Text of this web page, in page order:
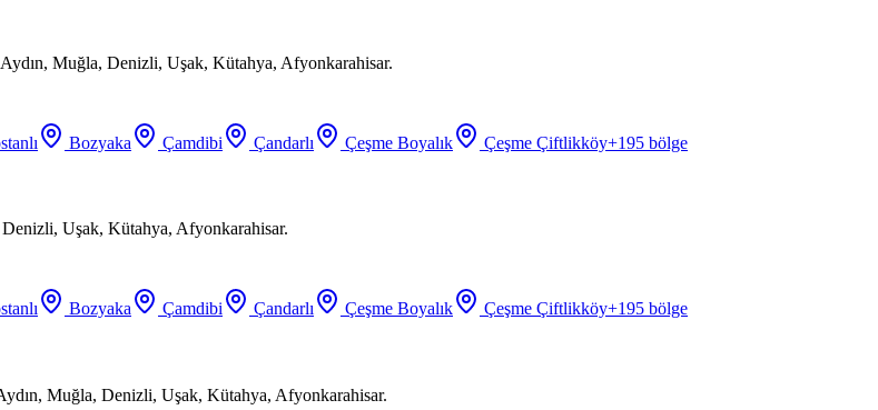
Muğla, Denizli, Uşak, Kütahya, Afyonkarahisar.
Bozyaka Çamdibi Çandarlı Çeşme Boyalık Çeşme Çiftlikköy+195 bölge
Uşak, Kütahya, Afyonkarahisar.
Bozyaka Çamdibi Çandarlı Çeşme Boyalık Çeşme Çiftlikköy+195 bölge
Muğla, Denizli, Uşak, Kütahya, Afyonkarahisar.